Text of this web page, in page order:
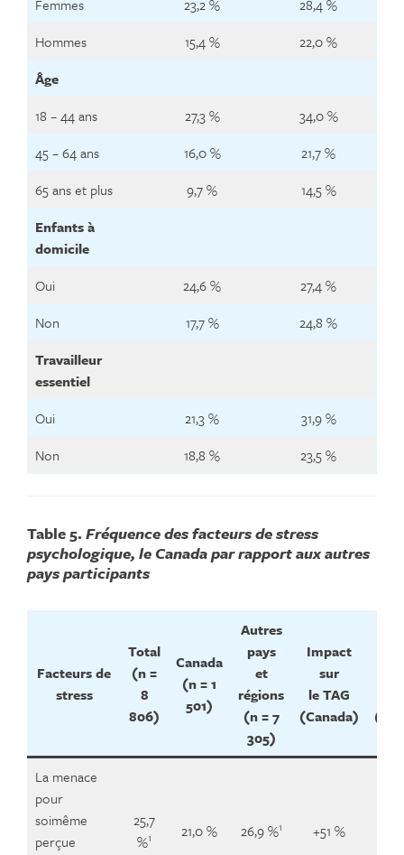
Femmes 23,2 %
28,4 %
Hommes
15,4 %
22,0 %
Âge
18 – 44 ans
27,3 %
34,0 %
45 – 64 ans
16,0 %
21,7 %
65 ans et plus
9,7 %
14,5 %
Enfants à
domicile
Oui
24,6 %
27,4 %
Non
17,7 %
24,8 %
Travailleur
essentiel
Oui
21,3 %
31,9 %
Non
18,8 % 23,5 %
Table 5.Fréquence des facteurs de stress
psychologique, le Canada par rapport aux autres
pays participants
Facteurs de
stress
Total
(n =
8
806)
Canada
(n = 1
501)
Autres
pays
et
régions
(n = 7
305)
Impact
sur
le TAG
(Canada)
La menace
pour
soimême
perçue
25,7
%1 21,0 % 26,9 %1 +51 %